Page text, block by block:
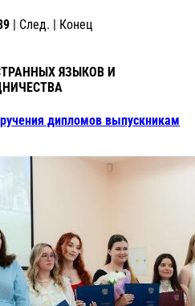
| След. | Конец
ЯЗЫКОВ И
дипломов выпускникам